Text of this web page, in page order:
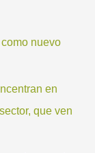
nuevo
en
que ven